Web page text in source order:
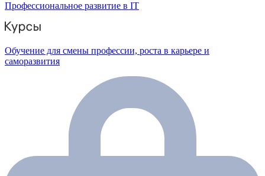
Профессиональное развитие в IT
Обучение для смены профессии, роста в карьере и
саморазвития